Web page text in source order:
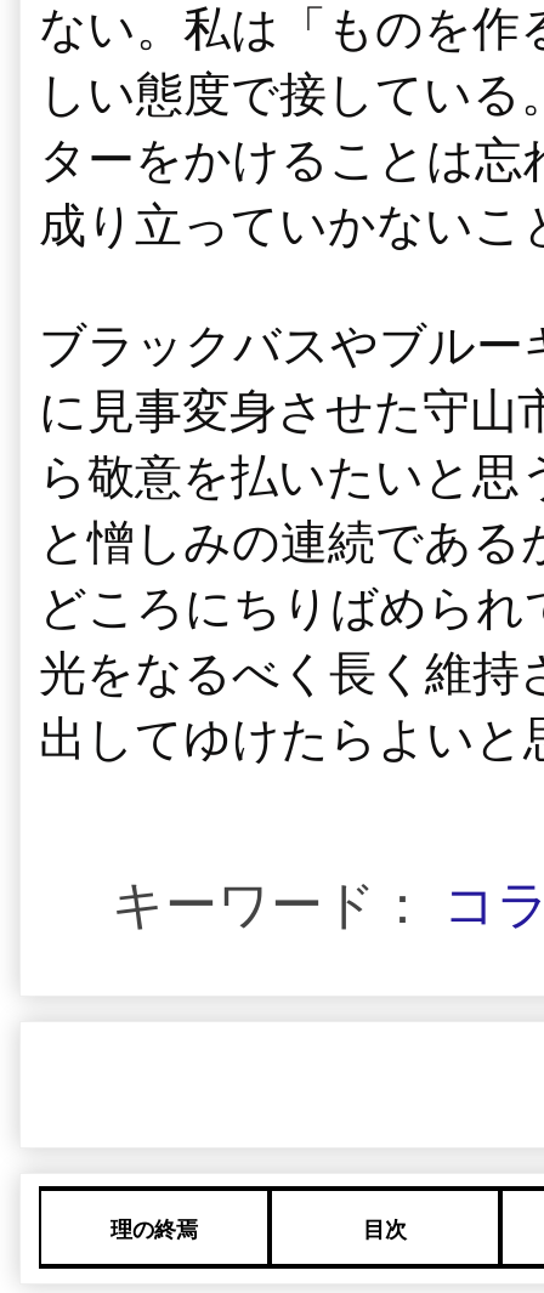
ない。私は「ものを作
しい態度で接してい
ターをかけることは
成り立っていかない
ブラックバスやブル
に見事変身させた守山
ら敬意を払いたいと思
と憎しみの連続であ
どころにちりばめら
光をなるべく長く維持
出してゆけたらよいと
キーワード： コ
理の終焉 目次